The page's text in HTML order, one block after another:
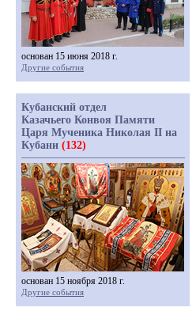
основан 15 июня 2018 г.
Другие события
Кубанский отдел
Казачьего Конвоя Памяти
Царя Мученика Николая II на
Кубани (132)
основан 15 ноября 2018 г.
Другие события